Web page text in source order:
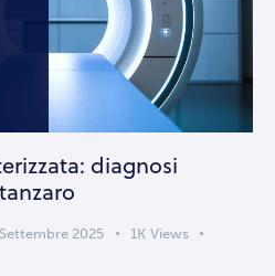
diagnosi
2025 1K Views